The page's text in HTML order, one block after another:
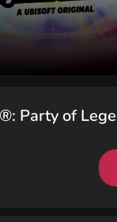
Party of